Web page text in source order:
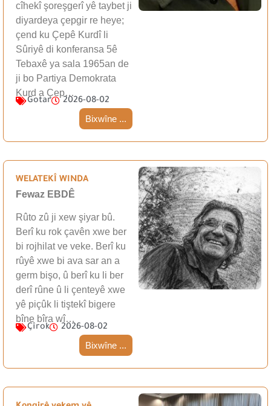
cîhekî şoreşgerî yê taybet ji
diyardeya çepgir re heye;
çend ku Çepê Kurdî li
Sûriyê di konferansa 5ê
Tebaxê ya sala 1965an de
ji bo Partiya Demokrata
Kurd a Çep…
Gotar 2026-08-02
Bixwîne ...
WELATEKÎ WINDA
Fewaz EBDÊ
Rûto zû ji xew şiyar bû.
Berî ku rok çavên xwe ber
bi rojhilat ve veke. Berî ku
rûyê xwe bi ava sar an a
germ bişo, û berî ku li ber
derî rûne û li çenteyê xwe
yê piçûk li tiştekî bigere
bîne bîra wî…
Çîrok 2026-08-02
Bixwîne ...